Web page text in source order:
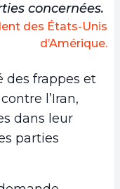
concernées.
des États-Unis
d’Amérique.
des frappes et
l’Iran,
dans leur
parties